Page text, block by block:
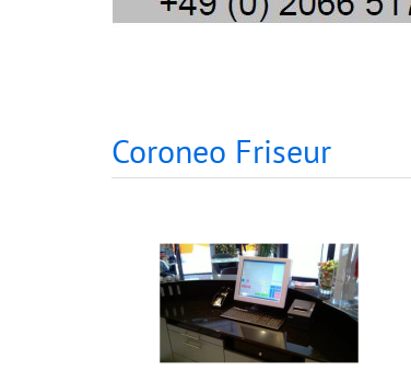
Coroneo Friseur